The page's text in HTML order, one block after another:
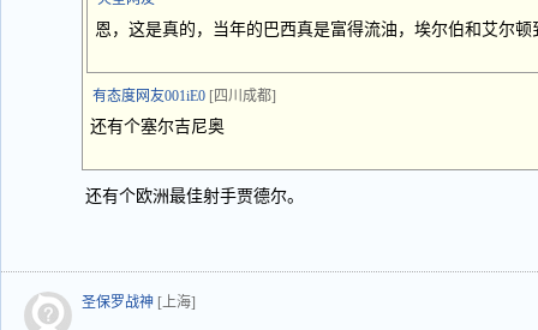
恩，这是真的，当年的巴西真是富得流油，埃尔伯和艾尔
有态度网友001iE0 [四川成都]
还有个塞尔吉尼奥
还有个欧洲最佳射手贾德尔。
圣保罗战神 [上海]